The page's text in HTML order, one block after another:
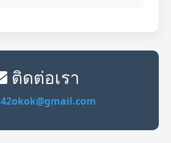
ติดต่อเรา
42okok@gmail.com